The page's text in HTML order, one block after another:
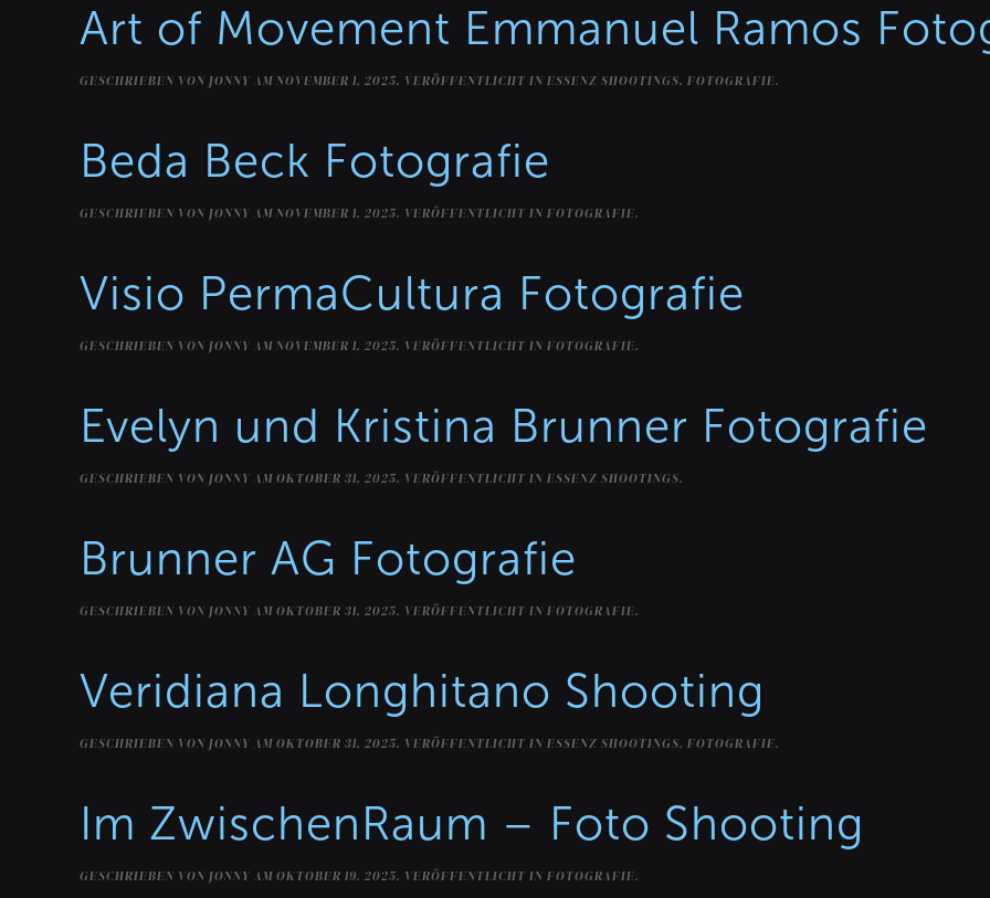
Art of Movement Emmanuel Ramos
GESCHRIEBEN VON JONNY AM NOVEMBER 1, 2025. VERÖFFENTLICHT IN ESSENZ SHOOTINGS, FOTOGRAFIE.
Beda Beck Fotografie
GESCHRIEBEN VON JONNY AM NOVEMBER 1, 2025. VERÖFFENTLICHT IN FOTOGRAFIE.
Visio PermaCultura Fotografie
GESCHRIEBEN VON JONNY AM NOVEMBER 1, 2025. VERÖFFENTLICHT IN FOTOGRAFIE.
Evelyn und Kristina Brunner Fotografie
GESCHRIEBEN VON JONNY AM OKTOBER 31, 2025. VERÖFFENTLICHT IN ESSENZ SHOOTINGS.
Brunner AG Fotografie
GESCHRIEBEN VON JONNY AM OKTOBER 31, 2025. VERÖFFENTLICHT IN FOTOGRAFIE.
Veridiana Longhitano Shooting
GESCHRIEBEN VON JONNY AM OKTOBER 31, 2025. VERÖFFENTLICHT IN ESSENZ SHOOTINGS, FOTOGRAFIE.
Im ZwischenRaum – Foto Shooting
GESCHRIEBEN VON JONNY AM OKTOBER 19, 2025. VERÖFFENTLICHT IN FOTOGRAFIE.